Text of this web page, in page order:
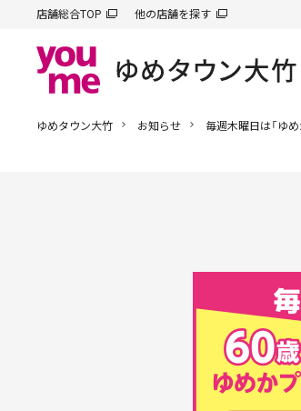
店舗総合TOP 他の店舗を探す
ゆめタウン大竹 お知らせ 毎週木曜日は「ゆ